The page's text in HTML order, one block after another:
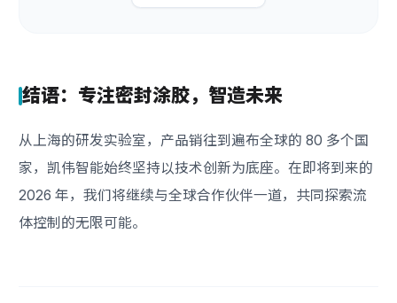
结语：专注密封涂胶，智造未来
从上海的研发实验室，产品销往到遍布全球的 80 多个国
家，凯伟智能始终坚持以技术创新为底座。在即将到来的
2026 年，我们将继续与全球合作伙伴一道，共同探索流
体控制的无限可能。